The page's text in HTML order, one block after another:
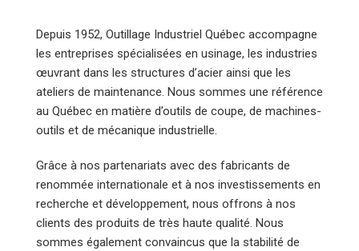
Depuis 1952, Outillage Industriel Québec accompagne
les entreprises spécialisées en usinage, les industries
œuvrant dans les structures d’acier ainsi que les
ateliers de maintenance. Nous sommes une référence
au Québec en matière d’outils de coupe, de machines-
outils et de mécanique industrielle.
Grâce à nos partenariats avec des fabricants de
renommée internationale et à nos investissements en
recherche et développement, nous offrons à nos
clients des produits de très haute qualité. Nous
sommes également convaincus que la stabilité de